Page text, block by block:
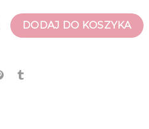
buty damskie
DODAJ DO KOSZYKA